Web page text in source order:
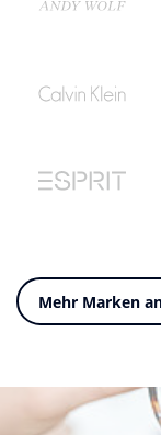
Mehr Marken